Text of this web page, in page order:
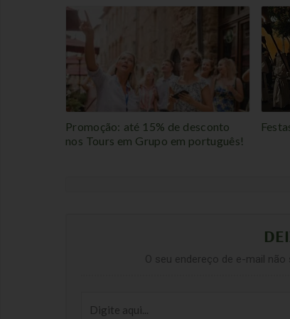
Promoção: até 15% de desconto
nos Tours em Grupo em português!
O seu endereço de e-mail não